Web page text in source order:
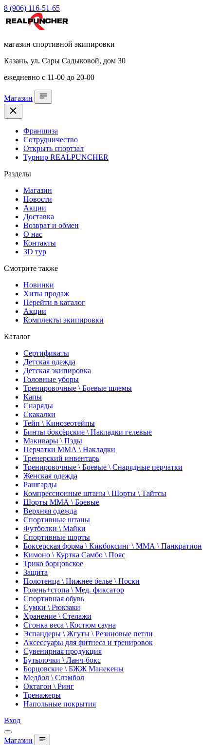
8 (906) 116-51-65
магазин спортивной экипировки
Казань, ул. Сары Садыковой, дом 30
ежедневно с 11-00 до 20-00
Магазин
Франшиза
Сотрудничество
Открыть спортзал
Турнир REALPUNCHER
Разделы
Магазин
Новости
Акции
Доставка
Возврат и обмен
О нас
Контакты
3D тур
Смотрите также
Новинки
Хиты продаж
Перейти в каталог
Акции
Комплекты экипировки
Каталог
Сертификаты
Детская одежда
Детская экипировка
Головные уборы
Тренировочные \ Боевые шлемы
Капы
Снаряды
Скакалки
Тейп \ Кинозеотейпы
Бинты боксёрские \ Накладки гелевые
Макивары \ Пэды
Перчатки ММА \ Накладки
Тренерский инвентарь
Тренировочные \ Боевые \ Снарядные перчатки
Женская одежда
Рашгарды
Компрессионные штаны \ Шорты \ Тайтсы
Шорты ММА \ Боевые
Верхняя одежда
Спортивные штаны
Футболки \ Майки
Спортивные шорты
Боксерская форма \ Кикбоксинг \ ММА \ Панкратион
Кимоно \ Куртка Самбо \ Пояс
Трико борцовское
Защита
Полотенца \ Нижнее белье \ Носки
Голень+стопа \ Мед. фиксатор
Спортивная обувь
Сумки \ Рюкзаки
Хранение \ Стелажи
Сгонка веса \ Костюм сауна
Эспандеры \ Жгуты \ Резиновые петли
Аксессуары для фитнеса и тренировок
Сувенирная продукция
Бутылочки \ Ланч-бокс
Борцовские \ БЖЖ Манекены
Медбол \ Слэмбол
Октагон \ Ринг
Тренажеры
Напольные покрытия
Вход
Магазин